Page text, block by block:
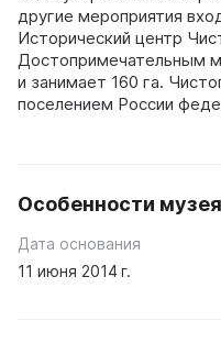
другие мероприятия
Исторический центр
Достопримечательным
и занимает 160 га.
поселением России
Особенности музея
Дата основания
11 июня 2014 г.